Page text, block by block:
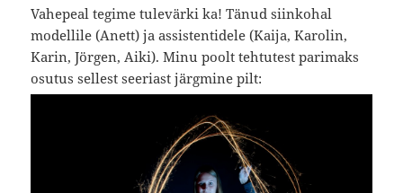
Vahepeal tegime tulevärki ka! Tänud siinkohal
modellile (Anett) ja assistentidele (Kaija, Karolin,
Karin, Jörgen, Aiki). Minu poolt tehtutest parimaks
osutus sellest seeriast järgmine pilt: